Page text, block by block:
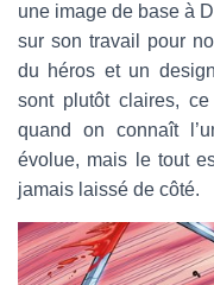
une image de base à
sur son travail pour
du héros et un
sont plutôt claires,
quand on connaît
évolue, mais le tout
jamais laissé de côté.